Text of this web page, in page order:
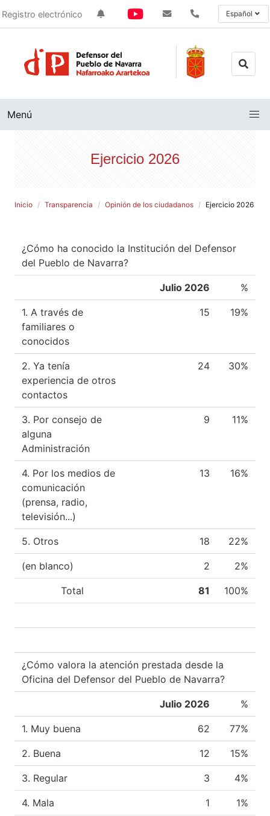
Registro electrónico Español
Menú
Ejercicio 2026
Inicio Transparencia Opinión de los ciudadanos Ejercicio 2026
¿Cómo ha conocido la Institución del Defensor
del Pueblo de Navarra?
Julio 2026 %
1. A través de
familiares o
conocidos
15 19%
2. Ya tenía
experiencia de otros
contactos
24 30%
3. Por consejo de
alguna
Administración
9 11%
4. Por los medios de
comunicación
(prensa, radio,
televisión...)
13 16%
5. Otros 18 22%
(en blanco) 2 2%
Total 81 100%
¿Cómo valora la atención prestada desde la
Oficina del Defensor del Pueblo de Navarra?
Julio 2026 %
1. Muy buena 62 77%
2. Buena 12 15%
3. Regular 3 4%
4. Mala 1 1%